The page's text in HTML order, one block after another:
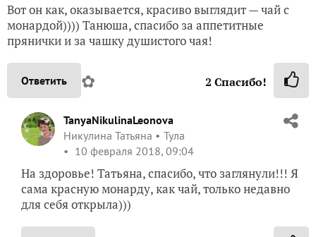
Вот он как, оказывается, красиво выглядит — чай с
монардой)))) Танюша, спасибо за аппетитные
прянички и за чашку душистого чая!
Ответить ✿ 2 Спасибо!
TanyaNikulinaLeonova
Никулина Татьяна
Тула
10 февраля 2018, 09:04
На здоровье! Татьяна, спасибо, что заглянули!!! Я
сама красную монарду, как чай, только недавно
для себя открыла)))